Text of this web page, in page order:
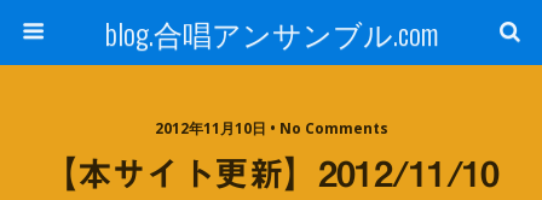
blog.合唱アンサンブル.com
2012年11月10日 • No Comments
【本サイト更新】2012/11/10